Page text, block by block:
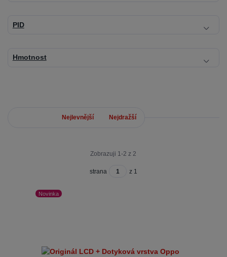
PID
Hmotnost
Nejlevnější Nejdražší
Zobrazuji 1-2 z 2
strana z 1
Novinka